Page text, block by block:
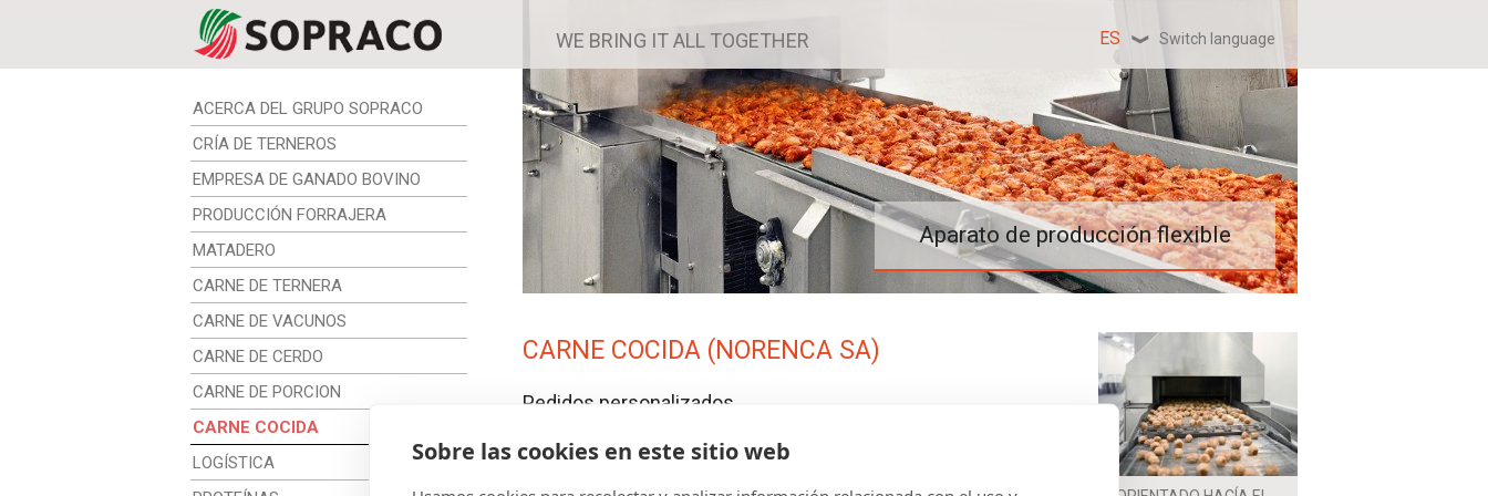
WE BRING IT ALL TOGETHER ES Switch language
ACERCA DEL GRUPO SOPRACO
CRÍA DE TERNEROS
EMPRESA DE GANADO BOVINO
PRODUCCIÓN FORRAJERA
MATADERO
CARNE DE TERNERA
CARNE DE VACUNOS
CARNE DE CERDO
CARNE DE PORCION
CARNE COCIDA
LOGÍSTICA
Aparato de producción flexible
El foco en la seguridad alimentaria
CARNE COCIDA (NORENCA SA)
Pedidos personalizados
desarrollamos soluciones comerciales innovadoras, tanto dentro como
Sobre las cookies en este sitio web